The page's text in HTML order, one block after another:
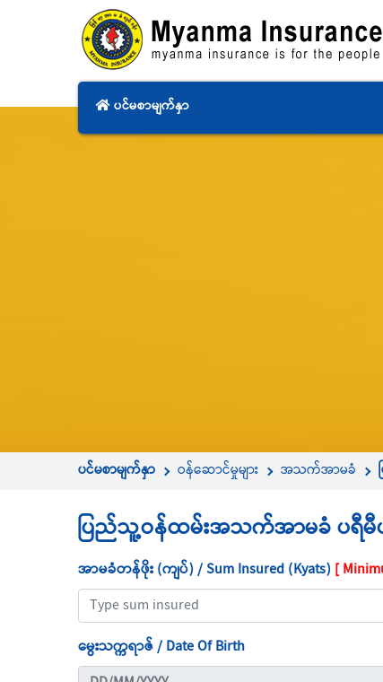
ပင်မစာမျက်နှာ
ပင်မစာမျက်နှာ ဝန်ဆောင်မှုများ အသက်အာမခံ
ပြည်သူ့ဝန်ထမ်းအသက်အာမခံ ပရီ
အာမခံတန်ဖိုး (ကျပ်) / Sum Insured (Kyats)[
မွေးသက္ကရာဇ် / Date Of Birth